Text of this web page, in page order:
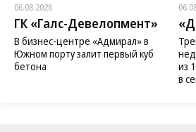
06.08.2026
ГК «Галс-Девелопмент»
В бизнес-центре «Адмирал» в
Южном порту залит первый куб
бетона
из
в